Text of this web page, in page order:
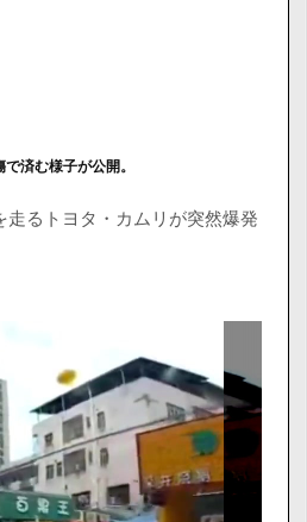
済む様子が公開。
るトヨタ・カムリが突然爆発